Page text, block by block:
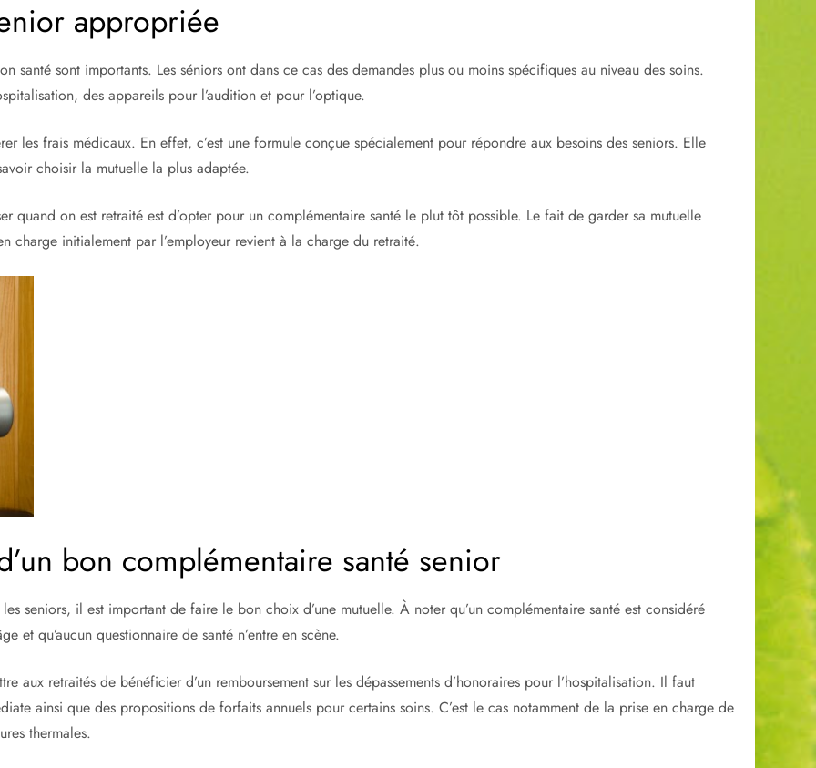
appropriée
santé sont importants. Les séniors ont dans ce cas des demandes plus ou moins spécifiques au niveau des soins.
des appareils pour l’audition et pour l’optique.
les frais médicaux. En effet, c’est une formule conçue spécialement pour répondre aux besoins des seniors. Elle
choisir la mutuelle la plus adaptée.
quand on est retraité est d’opter pour un complémentaire santé le plut tôt possible. Le fait de garder sa mutuelle
charge initialement par l’employeur revient à la charge du retraité.
bon complémentaire santé senior
seniors, il est important de faire le bon choix d’une mutuelle. À noter qu’un complémentaire santé est considéré
et qu’aucun questionnaire de santé n’entre en scène.
aux retraités de bénéficier d’un remboursement sur les dépassements d’honoraires pour l’hospitalisation. Il faut
ainsi que des propositions de forfaits annuels pour certains soins. C’est le cas notamment de la prise en charge de
thermales.